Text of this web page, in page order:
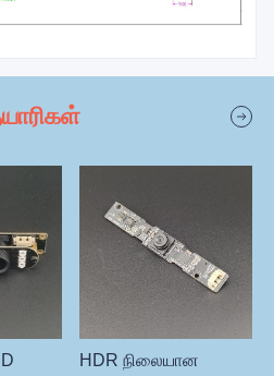
HDR நிலையான